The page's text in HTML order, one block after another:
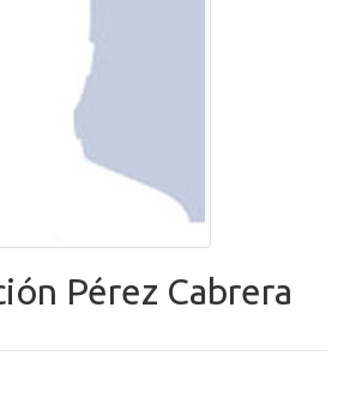
Pérez Cabrera